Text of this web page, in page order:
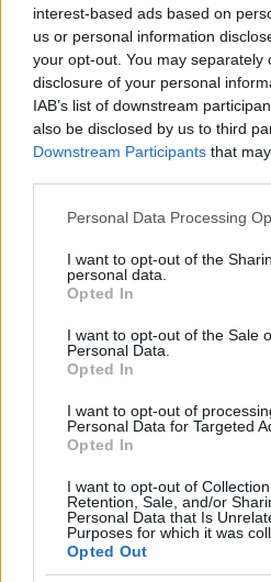
interest-based ads based on
us or personal information
your opt-out. You may separately
disclosure of your personal
IAB’s list of downstream
also be disclosed by us to third
Downstream Participants that
Please note that this website/app
not limited to your visit or usage
grant or deny consent to Google
use your data for below specified
consent section.
Personal Data Processing
I want to opt-out of the
personal data.
Opted In
I want to opt-out of the Sale
Personal Data.
Opted In
I want to opt-out of
Personal Data for Targeted
Opted In
I want to opt-out of
Retention, Sale, and/or
Personal Data that Is
Purposes for which it was
Opted Out
Az orosz média
Kusturica is filmet készül
konfliktusról, az ő műve
szemszögéből ecsetelné
boszniai származású
nemrégiben el is
függetlenségét
Film Háború Akciófilm
SZEMBE MERSZ
VÁLHATTÁL